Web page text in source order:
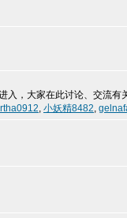
入，大家在此讨论、交流有
, 小妖精8482,